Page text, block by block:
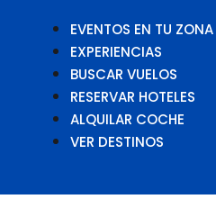
EVENTOS EN TU ZONA
EXPERIENCIAS
BUSCAR VUELOS
RESERVAR HOTELES
ALQUILAR COCHE
VER DESTINOS